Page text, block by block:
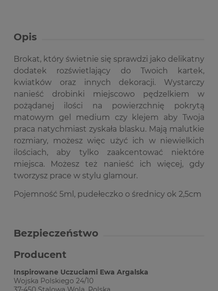
Opis
Brokat, który świetnie się sprawdzi jako delikatny
dodatek rozświetlający do Twoich kartek,
kwiatków oraz innych dekoracji. Wystarczy
nanieść drobinki miejscowo pędzelkiem w
pożądanej ilości na powierzchnię pokrytą
matowym gel medium czy klejem aby Twoja
praca natychmiast zyskała blasku. Mają malutkie
rozmiary, możesz więc użyć ich w niewielkich
ilościach, aby tylko zaakcentować niektóre
miejsca. Możesz też nanieść ich więcej, gdy
tworzysz prace w stylu glamour.
Pojemność 5ml, pudełeczko o średnicy ok 2,5cm
Bezpieczeństwo
Producent
Inspirowane Uczuciami Ewa Argalska
Wojska Polskiego 24/10